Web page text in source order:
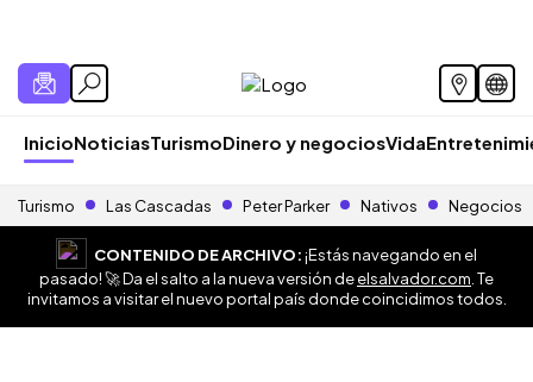
InicioNoticiasTurismoDinero y negociosVida
Turismo Las Cascadas Peter Parker Nativos Negocios
CONTENIDO DE ARCHIVO:¡Estás navegando en el
pasado! 🚀 Da el salto a la nueva versión deelsalvador.com . Te
invitamos a visitar el nuevo portal país donde coincidimos todos.